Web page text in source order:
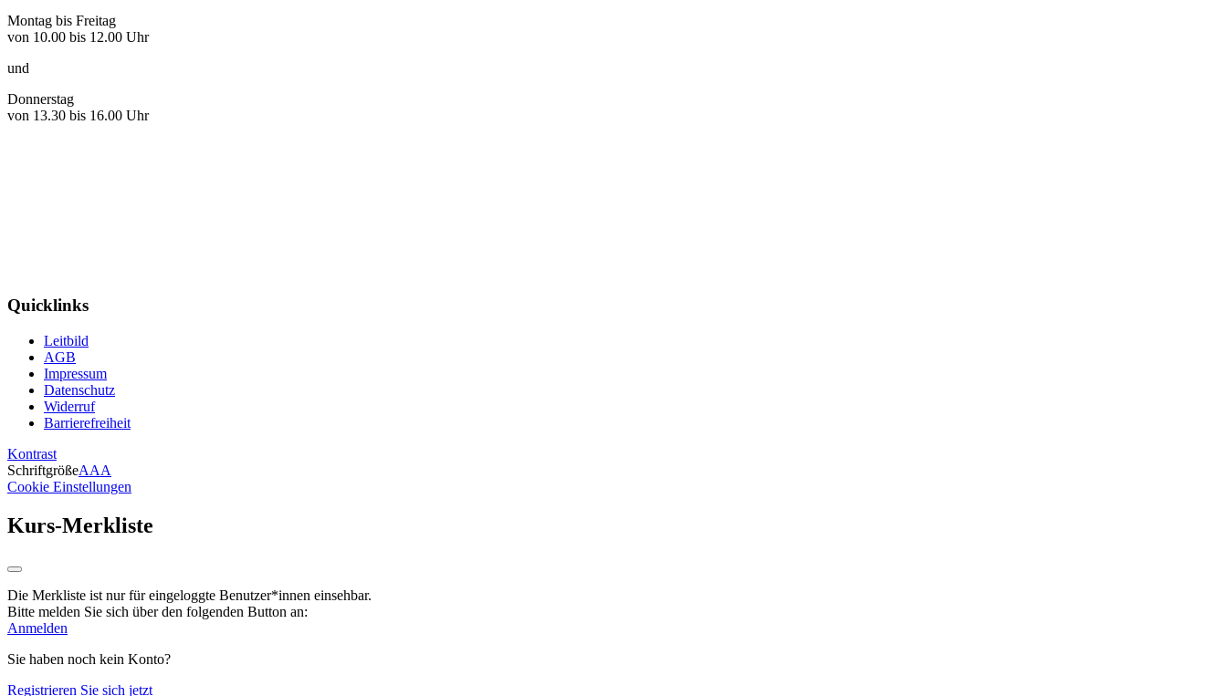
Montag bis Freitag
von 10.00 bis 12.00 Uhr
und
Donnerstag
von 13.30 bis 16.00 Uhr
Quicklinks
Leitbild
AGB
Impressum
Datenschutz
Widerruf
Barrierefreiheit
Kontrast
SchriftgrößeAAA
Cookie Einstellungen
Kurs-Merkliste
Die Merkliste ist nur für eingeloggte Benutzer*innen einsehbar.
Bitte melden Sie sich über den folgenden Button an:
Anmelden
Sie haben noch kein Konto?
Registrieren Sie sich jetzt